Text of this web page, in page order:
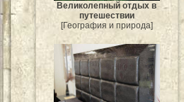
Великолепный отдых в
путешествии
[География и природа]